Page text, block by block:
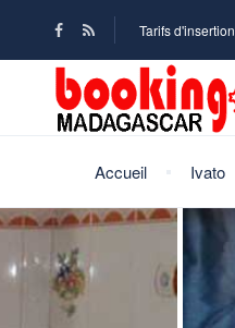
Tarifs d'insertion
Accueil Ivato